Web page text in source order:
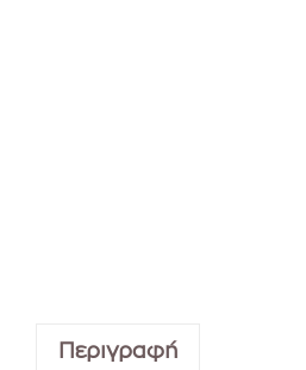
Περιγραφή